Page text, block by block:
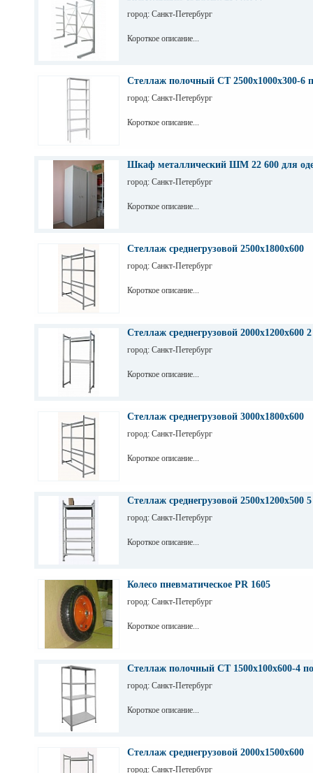
город: Санкт-Петербург
Короткое описание...
Стеллаж полочный СТ 2500х1000х300-6
город: Санкт-Петербург
Короткое описание...
Шкаф металлический ШМ 22 600 для
город: Санкт-Петербург
Короткое описание...
Стеллаж среднегрузовой 2500х1800х600
город: Санкт-Петербург
Короткое описание...
Стеллаж среднегрузовой 2000х1200х600
город: Санкт-Петербург
Короткое описание...
Стеллаж среднегрузовой 3000х1800х600
город: Санкт-Петербург
Короткое описание...
Стеллаж среднегрузовой 2500х1200х500
город: Санкт-Петербург
Короткое описание...
Колесо пневматическое PR 1605
город: Санкт-Петербург
Короткое описание...
Стеллаж полочный СТ 1500х100х600-4
город: Санкт-Петербург
Короткое описание...
Стеллаж среднегрузовой 2000х1500х600
город: Санкт-Петербург